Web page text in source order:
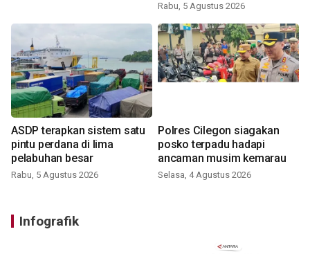
Rabu, 5 Agustus 2026
ASDP terapkan sistem satu
pintu perdana di lima
pelabuhan besar
Rabu, 5 Agustus 2026
Polres Cilegon siagakan
posko terpadu hadapi
ancaman musim kemarau
Selasa, 4 Agustus 2026
Infografik